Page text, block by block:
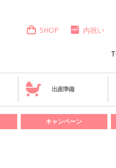
SHOP 内祝い
出産準備
キャンペーン